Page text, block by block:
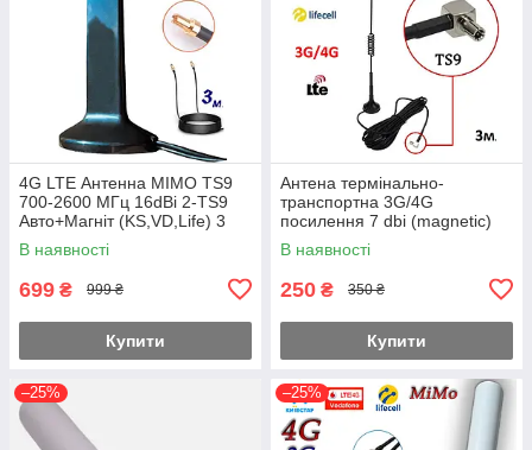
4G LTE Антенна MIMO TS9
700-2600 МГц 16dBi 2-TS9
Авто+Магніт (KS,VD,Life) 3
метри
В наявності
699 ₴ 999 ₴
Купити
Антена термінально-
транспортна 3G/4G
посилення 7 dbi (magnetic)
В наявності
250 ₴ 350 ₴
Купити
–25% –25%